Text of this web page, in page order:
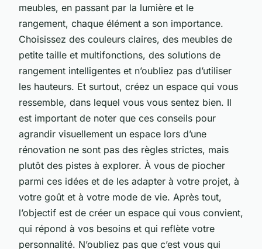
meubles, en passant par la lumière et le
rangement, chaque élément a son importance.
Choisissez des couleurs claires, des meubles de
petite taille et multifonctions, des solutions de
rangement intelligentes et n’oubliez pas d’utiliser
les hauteurs. Et surtout, créez un espace qui vous
ressemble, dans lequel vous vous sentez bien. Il
est important de noter que ces conseils pour
agrandir visuellement un espace lors d’une
rénovation ne sont pas des règles strictes, mais
plutôt des pistes à explorer. À vous de piocher
parmi ces idées et de les adapter à votre projet, à
votre goût et à votre mode de vie. Après tout,
l’objectif est de créer un espace qui vous convient,
qui répond à vos besoins et qui reflète votre
personnalité. N’oubliez pas que c’est vous qui